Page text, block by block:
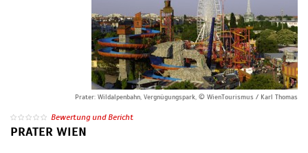
Prater: Wildalpenbahn, Vergnügungspark, © WienTourismus / Karl Thomas
Bewertung und Bericht
PRATER WIEN